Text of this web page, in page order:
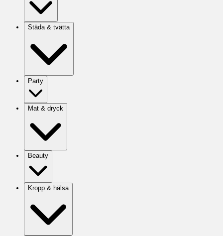
Städa & tvätta
Party
Mat & dryck
Beauty
Kropp & hälsa